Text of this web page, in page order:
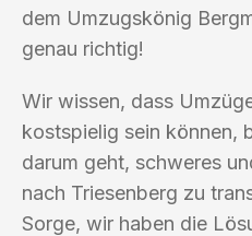
dem Umzugskönig
genau richtig!
Wir wissen, dass
kostspielig sein können,
darum geht, schweres
nach Triesenberg zu
Sorge, wir haben die